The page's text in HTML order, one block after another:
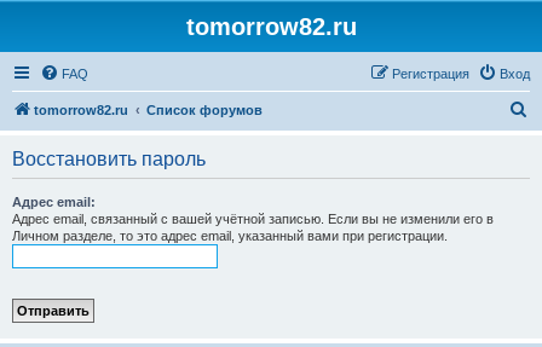
tomorrow82.ru
FAQ Вход
Регистрация
tomorrow82.ru Список форумов
Восстановить пароль
Адрес email:
Адрес email, связанный с вашей учётной записью. Если вы не изменили его в
Личном разделе, то это адрес email, указанный вами при регистрации.